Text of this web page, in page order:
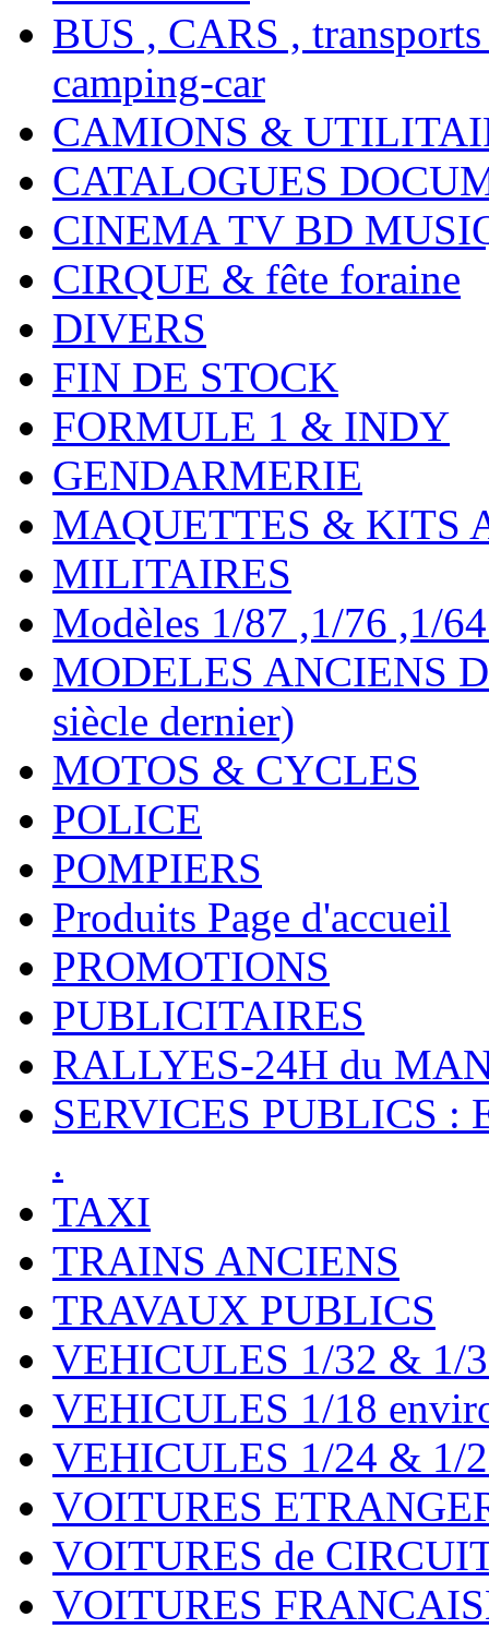
BUS , CARS ,
camping-car
CAMIONS &
CATALOGUES
CINEMA TV BD
CIRQUE & fête foraine
DIVERS
FIN DE STOCK
FORMULE 1 & INDY
GENDARMERIE
MAQUETTES & KITS
MILITAIRES
Modèles 1/87 ,1/76 ,1/
MODELES ANCIENS
siècle dernier)
MOTOS & CYCLES
POLICE
POMPIERS
Produits Page d'accueil
PROMOTIONS
PUBLICITAIRES
RALLYES-24H du
SERVICES PUBLICS :
.
TAXI
TRAINS ANCIENS
TRAVAUX PUBLICS
VEHICULES 1/32 & 1/
VEHICULES 1/18
VEHICULES 1/24 & 1/
VOITURES
VOITURES de
VOITURES